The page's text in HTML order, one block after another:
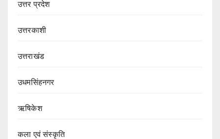
उत्तर प्रदेश
उत्तरकाशी
उत्तराखंड
उधमसिंहनगर
ऋषिकेश
कला एवं संस्कृति